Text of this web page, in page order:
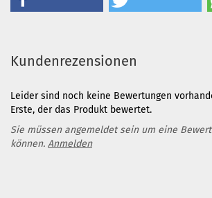
Kundenrezensionen
Leider sind noch keine Bewertungen
Erste, der das Produkt bewertet.
Sie müssen angemeldet sein um eine
können. Anmelden